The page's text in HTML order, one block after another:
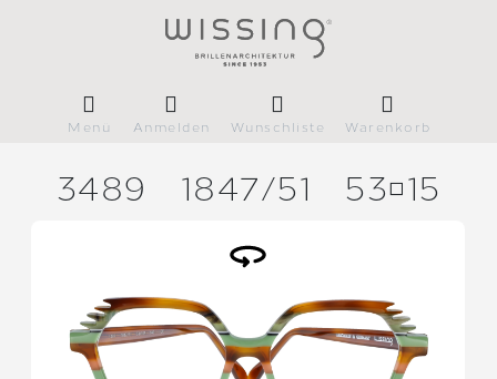
Menü Anmelden Wunschliste Warenkorb
3489 1847/51 5315